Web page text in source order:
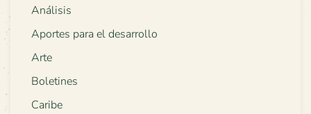
Análisis
Aportes para el desarrollo
Arte
Boletines
Caribe